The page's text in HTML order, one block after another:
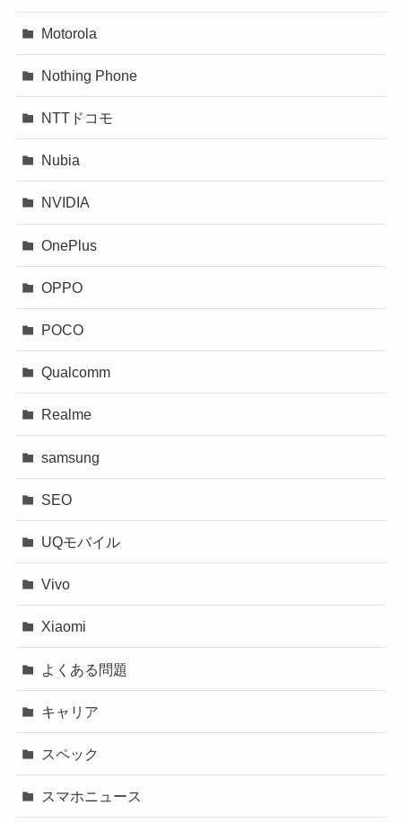
Motorola
Nothing Phone
NTTドコモ
Nubia
NVIDIA
OnePlus
OPPO
POCO
Qualcomm
Realme
samsung
SEO
UQモバイル
Vivo
Xiaomi
よくある問題
キャリア
スペック
スマホニュース